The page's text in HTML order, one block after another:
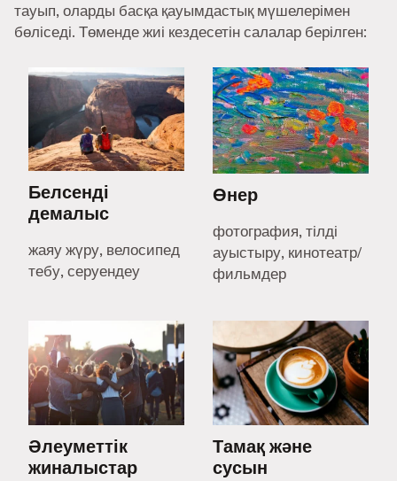
тауып, оларды басқа қауымдастық мүшелерімен
бөліседі. Төменде жиі кездесетін салалар берілген:
Белсенді
демалыс
жаяу жүру, велосипед
тебу, серуендеу
Өнер
фотография, тілді
ауыстыру, кинотеатр/
фильмдер
Әлеуметтік
жиналыстар
Тамақ және
сусын